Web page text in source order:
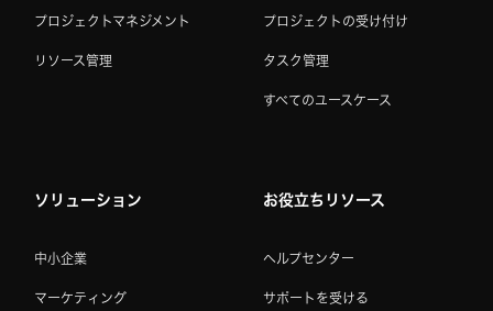
プロジェクトマネジメント
リソース管理
プロジェクトの受け付け
タスク管理
すべてのユースケース
ソリューション
中小企業
マーケティング
お役立ちリソース
ヘルプセンター
サポートを受ける